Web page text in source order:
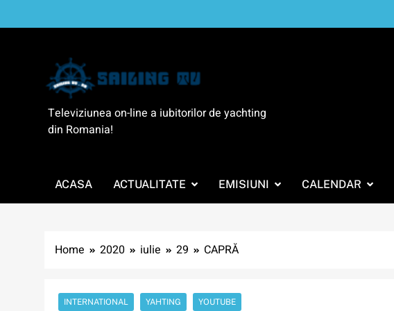
to
SailingTV
Televiziunea on-line a iubitorilor de yachting
din Romania!
ACASA ACTUALITATE EMISIUNI CALENDAR
Home 2020 iulie 29 CAPRĂ
INTERNATIONAL YAHTING YOUTUBE